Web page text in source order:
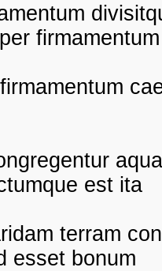
est ita
terram
esset bonum